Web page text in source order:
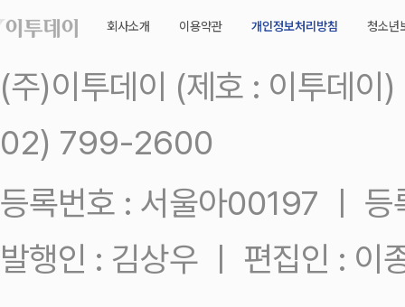
회사소개 이용약관 개인정보처리방침 청소년
(주)이투데이 (제호 : 이투데
02) 799-2600
등록번호 : 서울아00197 ㅣ
발행인 : 김상우 ㅣ 편집인 : 이